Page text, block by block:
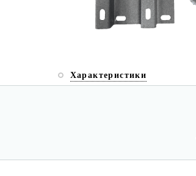
Характеристики